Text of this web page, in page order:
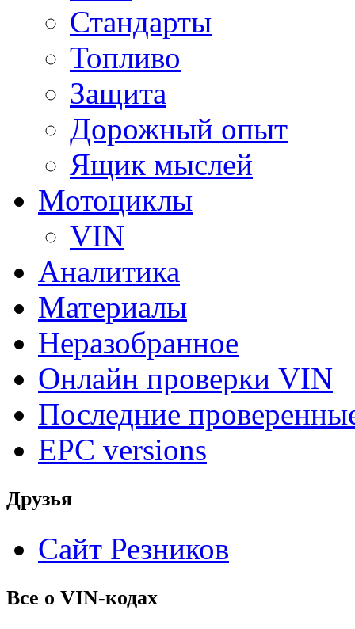
Стандарты
Топливо
Защита
Дорожный опыт
Ящик мыслей
Мотоциклы
VIN
Аналитика
Материалы
Неразобранное
Онлайн проверки VIN
Последние
EPC versions
Друзья
Сайт Резников
Все о VIN-кодах